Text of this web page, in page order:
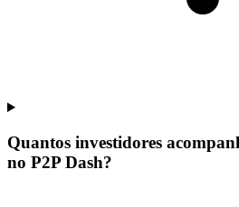
Quantos investidores
no P2P Dash?